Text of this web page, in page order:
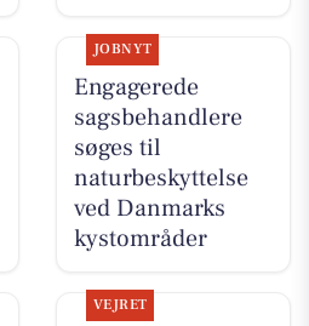
JOBNYT
Engagerede
sagsbehandlere
søges til
naturbeskyttelse
ved Danmarks
kystområder
VEJRET